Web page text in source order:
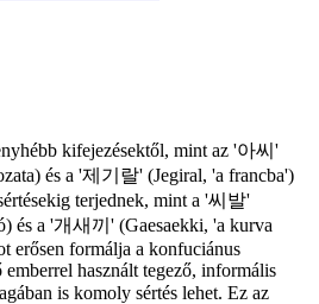
kifejezésektől, mint az '아씨'
és a '제기랄' (Jegiral, 'a francba')
terjednek, mint a '씨발'
és a '개새끼' (Gaesaekki, 'a kurva
erősen formálja a konfuciánus
használt tegező, informális
is komoly sértés lehet. Ez az